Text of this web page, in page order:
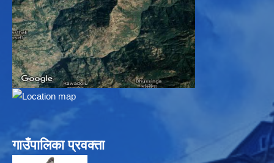
गाउँपालिका प्रवक्ता